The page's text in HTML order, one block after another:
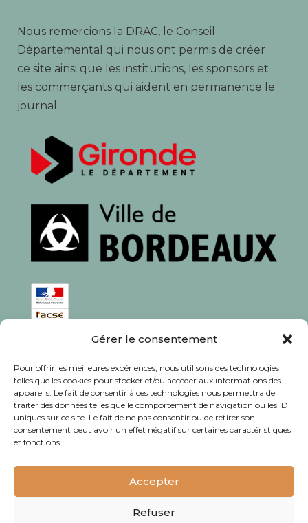
Gérer le consentement
Pour offrir les meilleures expériences, nous utilisons des technologies
telles que les cookies pour stocker et/ou accéder aux informations des
appareils. Le fait de consentir à ces technologies nous permettra de
traiter des données telles que le comportement de navigation ou les ID
uniques sur ce site. Le fait de ne pas consentir ou de retirer son
consentement peut avoir un effet négatif sur certaines caractéristiques
et fonctions.
Accepter
Refuser
Nous remercions la DRAC, le Conseil
Départemental qui nous ont permis de créer
ce site ainsi que les institutions, les sponsors et
les commerçants qui aident en permanence le
journal.
Rédaction, photos et corrections : habitants et
associations du quartier
Mentions légales